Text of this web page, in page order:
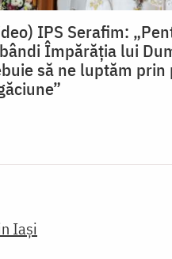
IPS Serafim:
Împărăția lui
să ne luptăm prin
Iaşi